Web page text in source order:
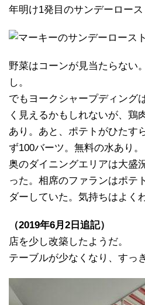
年明け1発目のサンデーロース
野菜はコーンが見当たらない
し。
でもヨークシャープディング
く見えるかもしれないが、鶏
あり。あと、ポテトがひたす
ず100バーツ。無料の水あり。
奥のダイニングエリアは大盛
った。相席のファランはポテ
ダーしていた。気持ちはよく
（2019年6月2日追記）
店を少し改築したようだ。
テーブルが少なくなり、すっ